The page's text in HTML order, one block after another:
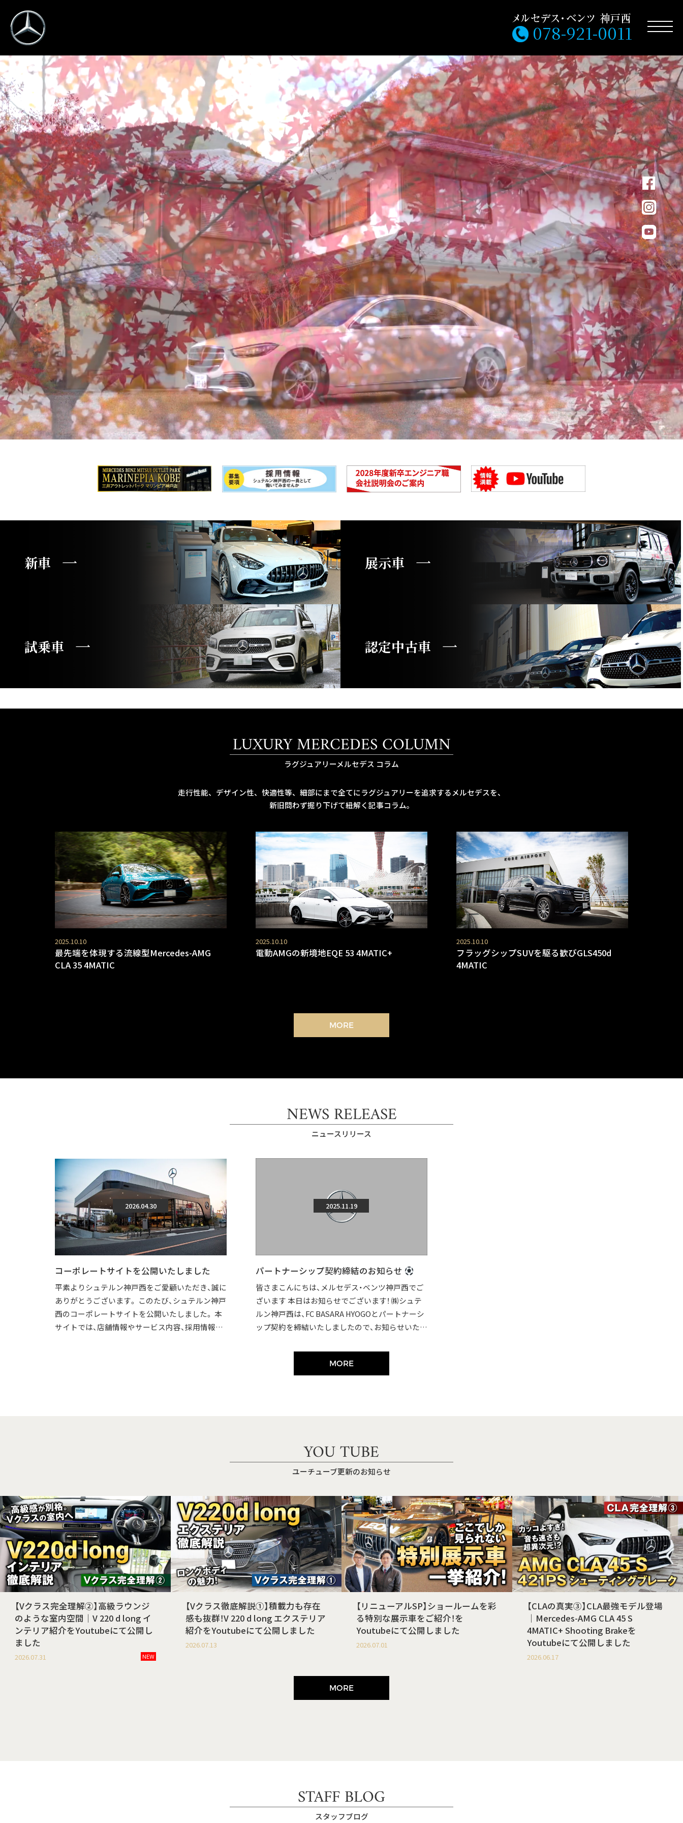
078-921-0011
新車 展示車
試乗車 認定中古車
LUXURY MERCEDES COLUMN
ラグジュアリーメルセデス コラム
走行性能、デザイン性、快適性等、細部にまで全てにラグジュアリーを追求するメルセデスを、
新旧問わず掘り下げて紐解く記事コラム。
2025.10.10
最先端を体現する流線型Mercedes-AMG
CLA 35 4MATIC
2025.10.10
電動AMGの新境地EQE 53 4MATIC+
2025.10.10
フラッグシップSUVを駆る歓びGLS450d
4MATIC
MORE
NEWS RELEASE
ニュースリリース
2026.04.30
コーポレートサイトを公開いたしました
平素よりシュテルン神戸西をご愛顧いただき、誠に
ありがとうございます。 このたび、シュテルン神戸
西のコーポレートサイトを公開いたしました。 本
サイトでは、店舗情報やサービス内容、採用情報な
2025.11.19
パートナーシップ契約締結のお知らせ
皆さまこんにちは、メルセデス・ベンツ神戸西でご
ざいます 本日はお知らせでございます！ ㈱シュテ
ルン神戸西は、FC BASARA HYOGOとパートナーシ
ップ契約を締結いたしましたので、お知らせいたし
MORE
YOU TUBE
ユーチューブ更新のお知らせ
【Vクラス完全理解②】高級ラウンジ
のような室内空間｜V 220 d long イ
ンテリア紹介をYoutubeにて公開し
ました
2026.07.31 NEW
【Vクラス徹底解説①】積載力も存在
感も抜群！V 220 d long エクステリア
紹介をYoutubeにて公開しました
2026.07.13
【リニューアルSP】ショールームを彩
る特別な展示車をご紹介！を
Youtubeにて公開しました
2026.07.01
【CLAの真実③】CLA最強モデル登場
｜Mercedes-AMG CLA 45 S
4MATIC+ Shooting Brakeを
Youtubeにて公開しました
2026.06.17
MORE
STAFF BLOG
スタッフブログ